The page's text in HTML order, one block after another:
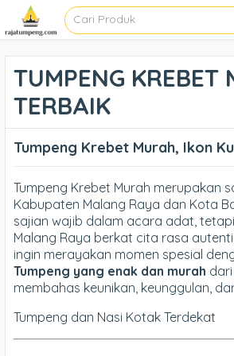
TUMPENG
TERBAIK
Tumpeng Krebet Murah, Ikon
Tumpeng Krebet Murah merupakan
Kabupaten Malang Raya dan Kota
sajian wajib dalam acara adat,
Malang Raya berkat cita rasa
ingin merayakan momen spesial
Tumpeng yang enak dan murah
membahas keunikan, keunggulan,
Tumpeng dan Nasi Kotak Terdekat